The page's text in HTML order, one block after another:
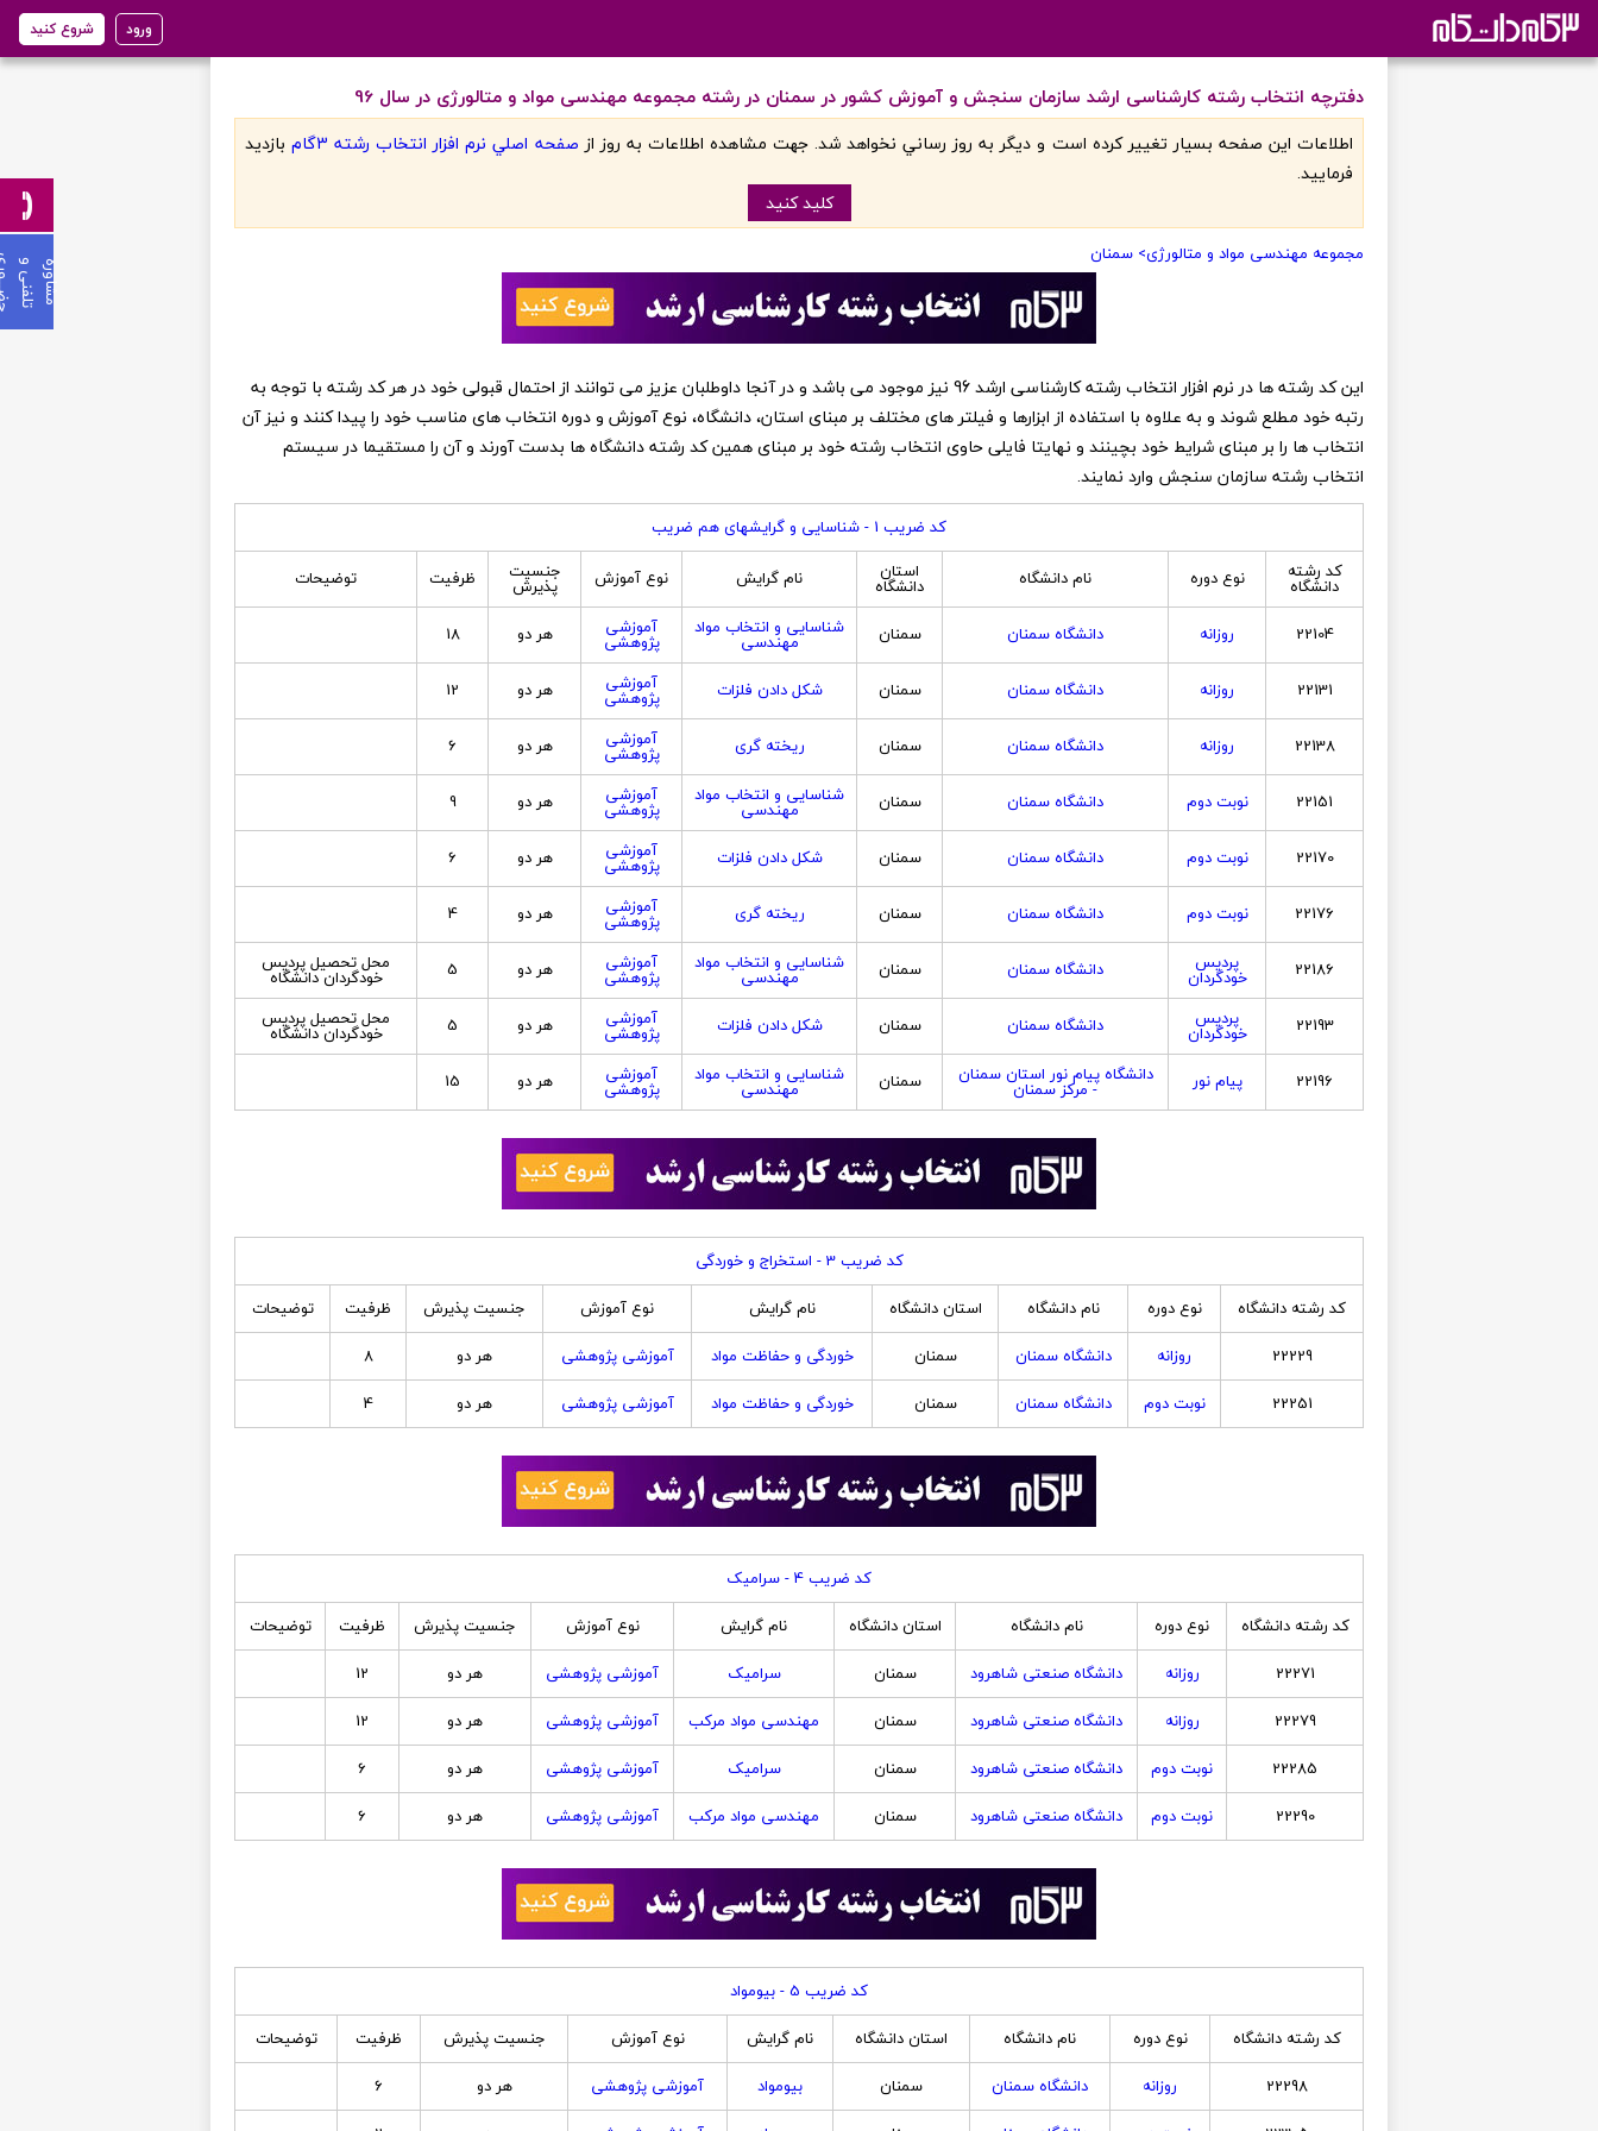
ورود شروع کنید
دفترچه انتخاب رشته کارشناسی ارشد سازمان سنجش و آموزش کشور در سمنان در رشته مجموعه مهندسی مواد و متالورژی در سال 96
اطلاعات اين صفحه بسيار تغيير کرده است و ديگر به روز رساني نخواهد شد. جهت مشاهده اطلاعات به روز از صفحه اصلي نرم افزار انتخاب رشته 3گام
بازديد
فرماييد.
کليد کنيد
مجموعه مهندسی مواد و متالورژی> سمنان
‏این کد رشته ها در نرم افزار انتخاب رشته کارشناسی ارشد 96 نیز موجود می باشد و در آنجا داوطلبان عزیز می توانند از احتمال قبولی خود در هر کد رشته با توجه به
رتبه خود مطلع شوند و به علاوه با استفاده از ابزارها و فیلتر های مختلف بر مبنای استان، دانشگاه، نوع آموزش و دوره انتخاب های مناسب خود را پیدا کنند و نیز آن
انتخاب ها را بر مبنای شرایط خود بچینند و نهایتا فایلی حاوی انتخاب رشته خود بر مبنای همین کد رشته دانشگاه ها بدست آورند و آن را مستقیما در سیستم
انتخاب رشته سازمان سنجش وارد نمایند.
کد ضریب 1 - شناسایی و گرایشهای هم ضریب
کد رشته
دانشگاه نوع دوره نام دانشگاه استان
دانشگاه نام گرایش نوع آموزش جنسیت
پذیرش ظرفیت توضیحات
22104 روزانه دانشگاه سمنان سمنان شناسایی و انتخاب مواد
مهندسی
آموزشی
پژوهشی هر دو 18
22131 روزانه دانشگاه سمنان سمنان شکل دادن فلزات آموزشی
پژوهشی هر دو 12
22138 روزانه دانشگاه سمنان سمنان ریخته گری آموزشی
پژوهشی هر دو 6
22151 نوبت دوم دانشگاه سمنان سمنان شناسایی و انتخاب مواد
مهندسی
آموزشی
پژوهشی هر دو 9
22170 نوبت دوم دانشگاه سمنان سمنان شکل دادن فلزات آموزشی
پژوهشی هر دو 6
22176 نوبت دوم دانشگاه سمنان سمنان ریخته گری آموزشی
پژوهشی هر دو 4
22186 پردیس
خودگردان دانشگاه سمنان سمنان شناسایی و انتخاب مواد
مهندسی
آموزشی
پژوهشی هر دو 5 محل تحصيل پرديس
خودگردان دانشگاه
22193
پردیس
خودگردان دانشگاه سمنان سمنان شکل دادن فلزات آموزشی
پژوهشی هر دو 5 محل تحصيل پرديس
خودگردان دانشگاه
22196
پیام نور دانشگاه پیام نور استان سمنان
- مرکز سمنان سمنان شناسایی و انتخاب مواد
مهندسی
آموزشی
پژوهشی هر دو 15
کد ضریب 3 - استخراج و خوردگی
کد رشته دانشگاه
نوع دوره نام دانشگاه استان دانشگاه نام گرایش نوع آموزش جنسیت پذیرش ظرفیت
توضیحات
22229
روزانه دانشگاه سمنان سمنان خوردگی و حفاظت مواد آموزشی پژوهشی هر دو
8
22251
نوبت دوم دانشگاه سمنان سمنان خوردگی و حفاظت مواد آموزشی پژوهشی هر دو 4
کد ضریب 4 - سرامیک
کد رشته دانشگاه
نوع دوره نام دانشگاه استان دانشگاه نام گرایش نوع آموزش جنسیت پذیرش ظرفیت
توضیحات
22271
روزانه دانشگاه صنعتی شاهرود سمنان سرامیک آموزشی پژوهشی هر دو
12
22279
روزانه دانشگاه صنعتی شاهرود سمنان مهندسی مواد مرکب آموزشی پژوهشی هر دو
12
22285
نوبت دوم دانشگاه صنعتی شاهرود سمنان سرامیک آموزشی پژوهشی هر دو
6
22290
نوبت دوم دانشگاه صنعتی شاهرود سمنان مهندسی مواد مرکب آموزشی پژوهشی هر دو 6
کد ضریب 5 - بیومواد
کد رشته دانشگاه
نوع دوره نام دانشگاه استان دانشگاه نام گرایش نوع آموزش جنسیت پذیرش ظرفیت
توضیحات
22298
روزانه دانشگاه سمنان سمنان بیومواد آموزشی پژوهشی هر دو
6
م
ش
ا
و
ر
ه
ت
ل
ف
ن
ی
و
ح
ض
ـ
ـ
ـ
و
ر